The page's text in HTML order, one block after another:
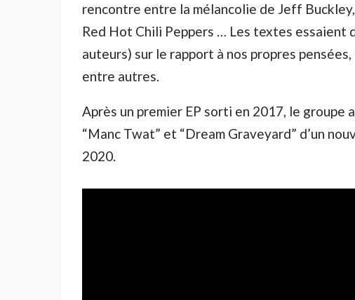
rencontre entre la mélancolie de Jeff
Red Hot Chili Peppers … Les textes essaient
auteurs) sur le rapport à nos propres
entre autres.
Après un premier EP sorti en 2017, le groupe
“Manc Twat” et “Dream Graveyard” d’un
2020.